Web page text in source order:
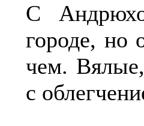
С
городе, но
чем.
с